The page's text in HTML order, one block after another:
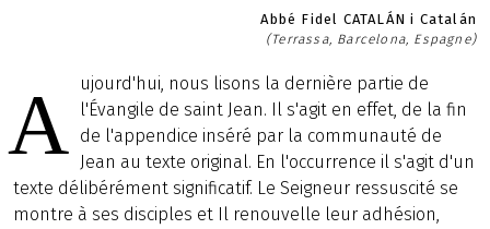
Abbé Fidel CATALÁN i Catalán
(Terrassa, Barcelona, Espagne)
A
ujourd'hui, nous lisons la dernière partie de
l'Évangile de saint Jean. Il s'agit en effet, de la fin
de l'appendice inséré par la communauté de
Jean au texte original. En l'occurrence il s'agit d'un
texte délibérément significatif. Le Seigneur ressuscité se
montre à ses disciples et Il renouvelle leur adhésion,